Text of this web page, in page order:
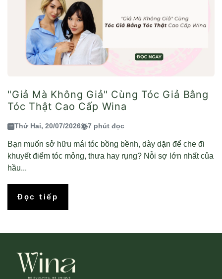
"Giả Mà Không Giả" Cùng Tóc Giả Bằng
Tóc Thật Cao Cấp Wina
Thứ Hai, 20/07/2026 7 phút đọc
Bạn muốn sở hữu mái tóc bồng bềnh, dày dặn để che đi
khuyết điểm tóc mỏng, thưa hay rụng? Nỗi sợ lớn nhất của
hầu...
Đọc tiếp